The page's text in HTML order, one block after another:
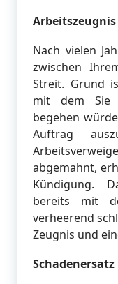
Nach vielen
zwischen
Streit. Grund
mit dem Sie
begehen
Auftrag
abgemahnt,
Kündigung.
bereits mit
verheerend
Zeugnis und